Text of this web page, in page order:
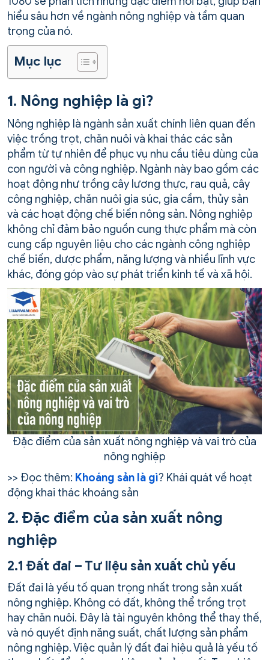
hiểu sâu hơn về ngành nông nghiệp và tầm quan
trọng của nó.
Mục lục
1. Nông nghiệp là gì?
Nông nghiệp là ngành sản xuất chính liên quan đến
việc trồng trọt, chăn nuôi và khai thác các sản
phẩm từ tự nhiên để phục vụ nhu cầu tiêu dùng của
con người và công nghiệp. Ngành này bao gồm các
hoạt động như trồng cây lương thực, rau quả, cây
công nghiệp, chăn nuôi gia súc, gia cầm, thủy sản
và các hoạt động chế biến nông sản. Nông nghiệp
không chỉ đảm bảo nguồn cung thực phẩm mà còn
cung cấp nguyên liệu cho các ngành công nghiệp
chế biến, dược phẩm, năng lượng và nhiều lĩnh vực
khác, đóng góp vào sự phát triển kinh tế và xã hội.
Đặc điểm của sản xuất nông nghiệp và vai trò của
nông nghiệp
>> Đọc thêm: Khoáng sản là gì? Khái quát về hoạt
động khai thác khoáng sản
2. Đặc điểm của sản xuất nông
nghiệp
2.1 Đất đai – Tư liệu sản xuất chủ yếu
Đất đai là yếu tố quan trọng nhất trong sản xuất
nông nghiệp. Không có đất, không thể trồng trọt
hay chăn nuôi. Đây là tài nguyên không thể thay thế,
và nó quyết định năng suất, chất lượng sản phẩm
nông nghiệp. Việc quản lý đất đai hiệu quả là yếu tố